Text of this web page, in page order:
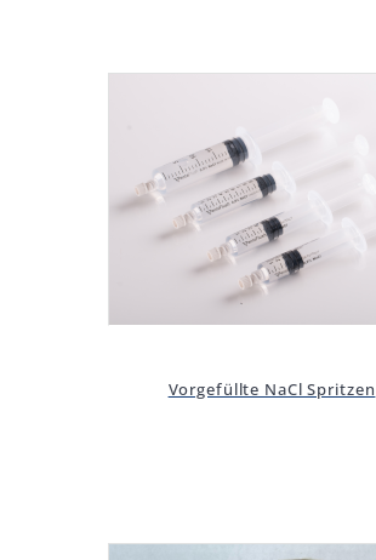
Vorgefüllte NaCl Spritzen